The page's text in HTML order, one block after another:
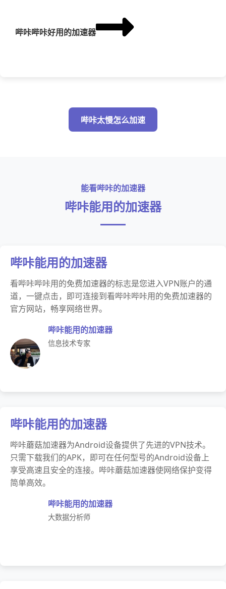
哔咔哔咔好用的加速器
哔咔太慢怎么加速
能看哔咔的加速器
哔咔能用的加速器
哔咔能用的加速器
看哔咔哔咔用的免费加速器的标志是您进入VPN账户的通
道，一键点击，即可连接到看哔咔哔咔用的免费加速器的
官方网站，畅享网络世界。
哔咔能用的加速器
信息技术专家
哔咔能用的加速器
哔咔蘑菇加速器为Android设备提供了先进的VPN技术。
只需下载我们的APK，即可在任何型号的Android设备上
享受高速且安全的连接。哔咔蘑菇加速器使网络保护变得
简单高效。
哔咔能用的加速器
大数据分析师